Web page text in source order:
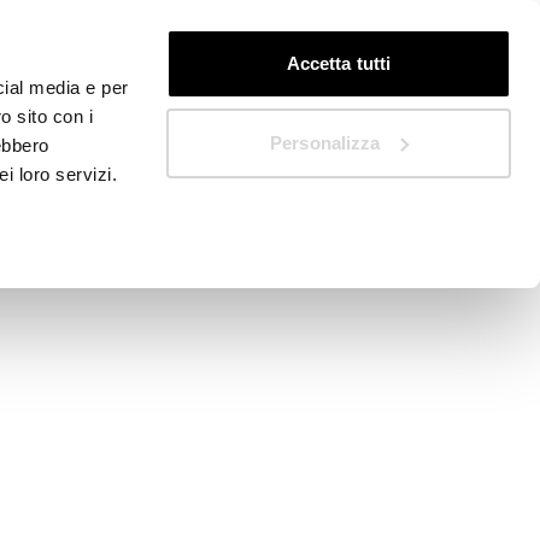
media e per
sito con i
loro servizi.
Accetta tutti
Personalizza